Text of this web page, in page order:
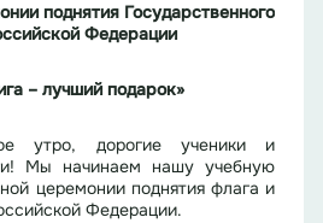
поднятия Государственного
Федерации
– лучший подарок»
утро, дорогие ученики и
Мы начинаем нашу учебную
церемонии поднятия флага и
Федерации.